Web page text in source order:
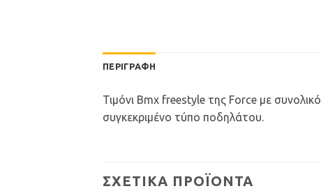
ΠΕΡΙΓΡΑΦΉ
Τιμόνι Bmx freestyle της Force με
συγκεκριμένο τύπο ποδηλάτου.
ΣΧΕΤΙΚΆ ΠΡΟΪΌΝΤΑ